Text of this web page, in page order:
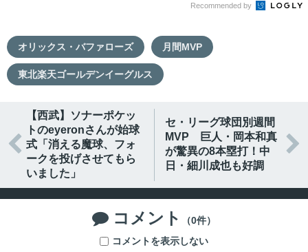
Recommended by
オリックス・バファローズ 月間MVP
東北楽天ゴールデンイーグルス

【西武】ソナーポケッ
トのeyeronさんが始球
式「消える魔球、フォ
ークを投げさせてもら
いました」
セ・リーグ球団別週間
MVP 巨人・岡本和真
が驚異の8本塁打！中
日・細川成也も好調

 コメント
（0件）
コメントを表示しない